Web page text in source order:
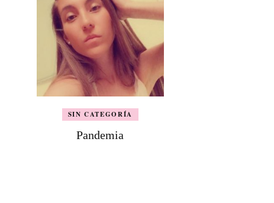
SIN CATEGORÍA
Pandemia